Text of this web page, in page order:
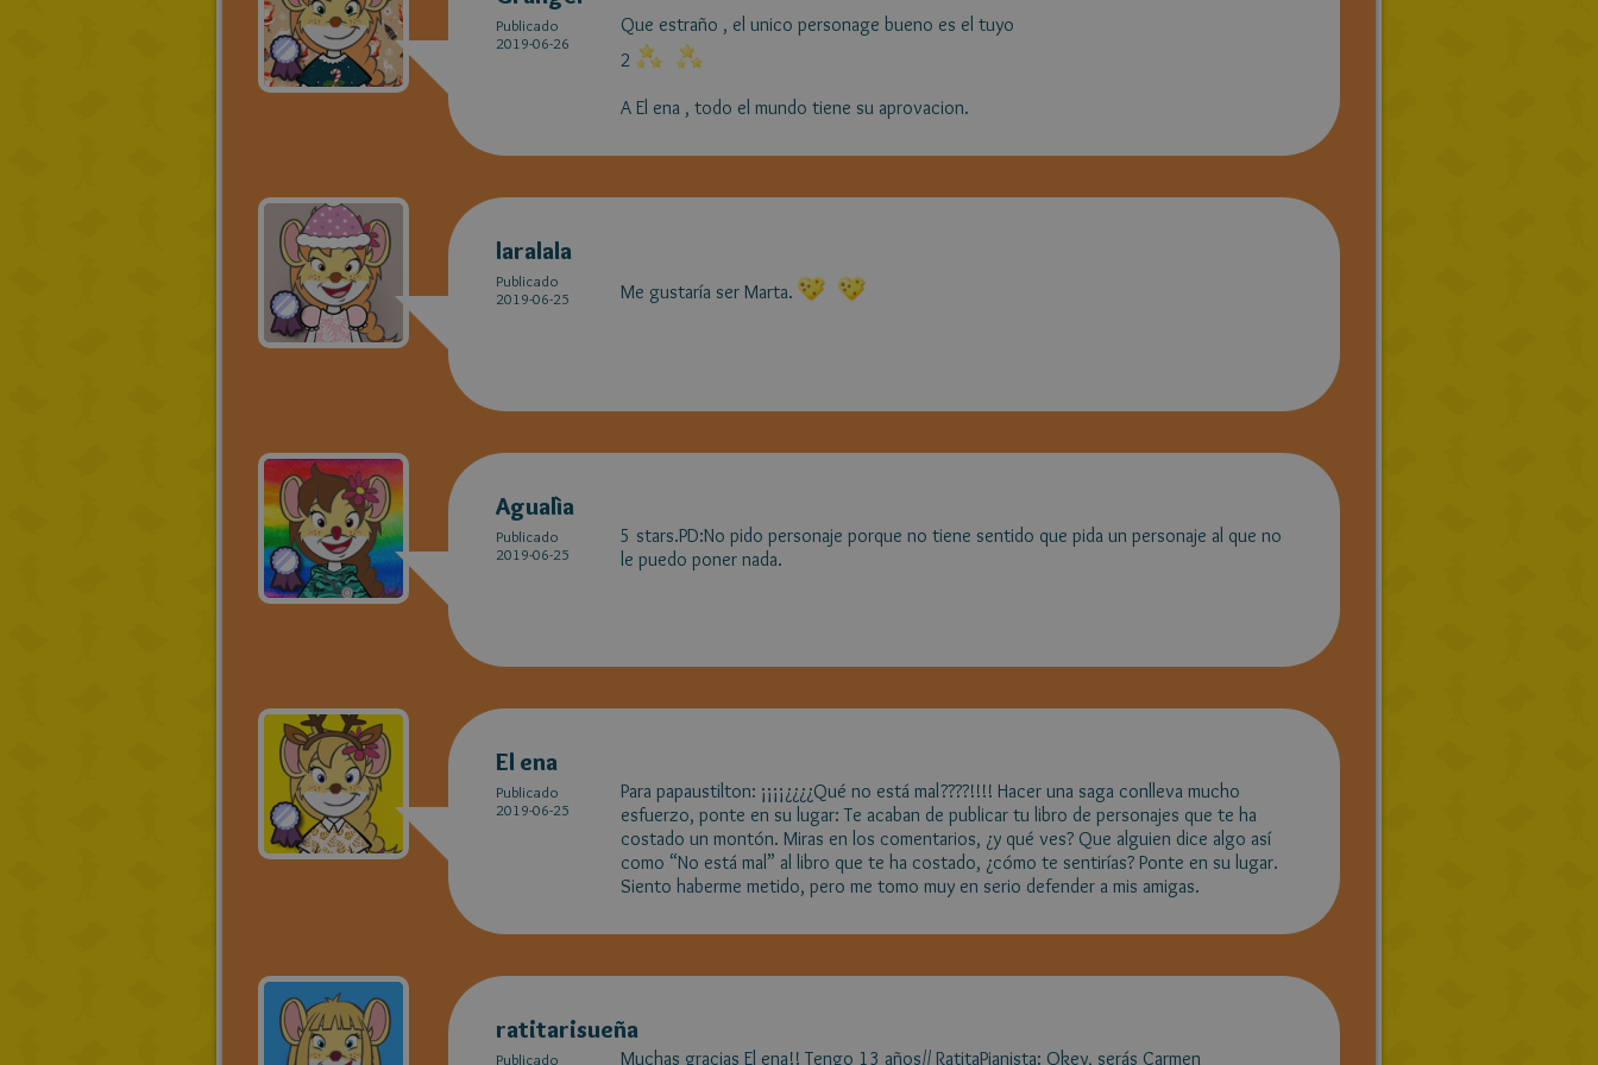
Publicado
2019-06-26
Que estraño , el unico personage bueno es el tuyo
2
A El ena , todo el mundo tiene su aprovacion.
laralala
Publicado
2019-06-25
Me gustaría ser Marta.
Agualìa
Publicado
2019-06-25
5 stars.PD:No pido personaje porque no tiene sentido que pida un personaje al que no
le puedo poner nada.
El ena
Publicado
2019-06-25
Para papaustilton: ¡¡¡¡¿¿¿¿Qué no está mal????!!!! Hacer una saga conlleva mucho
esfuerzo, ponte en su lugar: Te acaban de publicar tu libro de personajes que te ha
costado un montón. Miras en los comentarios, ¿y qué ves? Que alguien dice algo así
como “No está mal” al libro que te ha costado, ¿cómo te sentirías? Ponte en su lugar.
Siento haberme metido, pero me tomo muy en serio defender a mis amigas.
ratitarisueña
Publicado Muchas gracias El ena!! Tengo 13 años// RatitaPianista: Okey, serás Carmen